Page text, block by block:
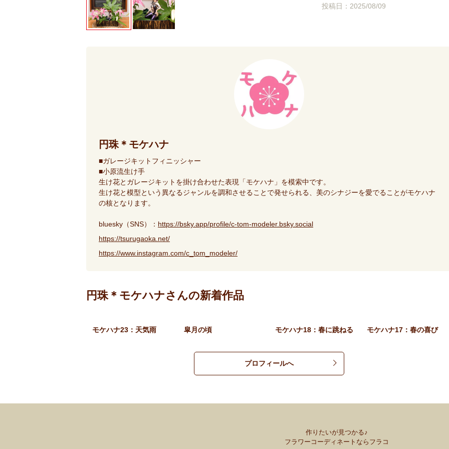
投稿日：2025/08/09
円珠＊モケハナ
■ガレージキットフィニッシャー
■小原流生け手
生け花とガレージキットを掛け合わせた表現「モケハナ」を模索中です。
生け花と模型という異なるジャンルを調和させることで発せられる、美のシナジーを愛でることがモケハナ
の核となります。
bluesky（SNS）： https://bsky.app/profile/c-tom-modeler.bsky.social
https://tsurugaoka.net/
https://www.instagram.com/c_tom_modeler/
円珠＊モケハナさんの新着作品
モケハナ23：天気雨 皐月の頃 モケハナ18：春に跳ねる モケハナ17：春の喜び
プロフィールへ
作りたいが見つかる♪
フラワーコーディネートならフラコ